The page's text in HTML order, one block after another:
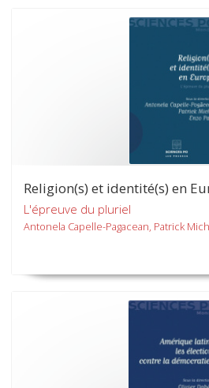
Religion(s) et identité(s) en
L'épreuve du pluriel
Antonela Capelle-Pagacean, Patrick